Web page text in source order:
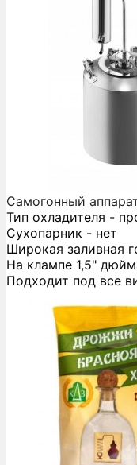
Самогонный
Тип охладителя -
Сухопарник - нет
Широкая заливная
На клампе 1,5"
Подходит под все